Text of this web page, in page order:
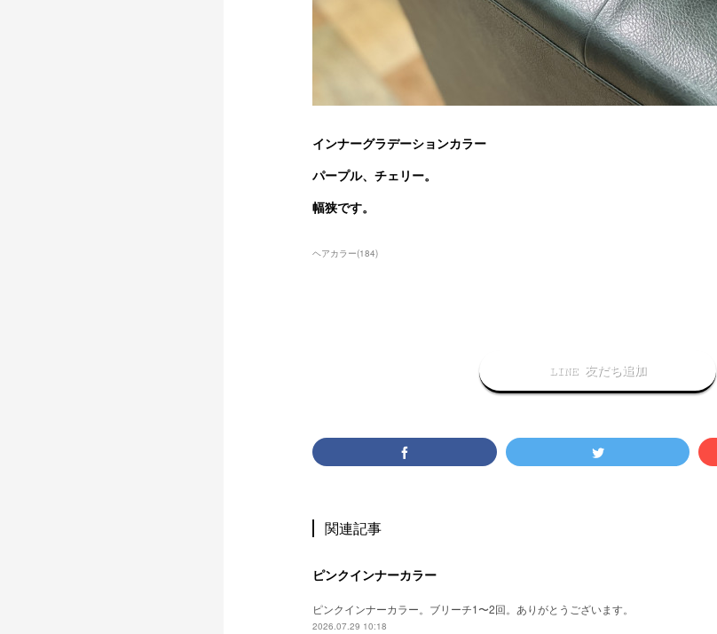
インナーグラデーションカラー
パープル、チェリー。
幅狭です。
ヘアカラー(184)
LINE 友だち追加
関連記事
ピンクインナーカラー
ピンクインナーカラー。ブリーチ1〜2回。ありがとうございます。
2026.07.29 10:18